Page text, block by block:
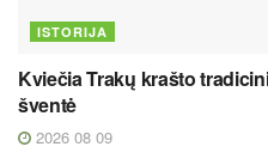
ISTORIJA
Kviečia Trakų krašto
šventė
2026 08 09